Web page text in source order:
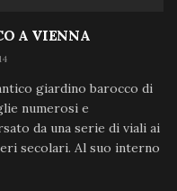
A VIENNA
giardino barocco di
numerosi e
da una serie di viali ai
secolari. Al suo interno